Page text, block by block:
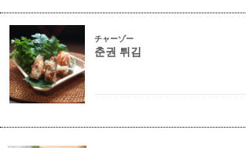
チャーゾー
춘권 튀김